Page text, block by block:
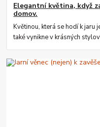
Elegantní květina, když
domov.
Květinou, která se hodí k jaru
také vynikne v krásných